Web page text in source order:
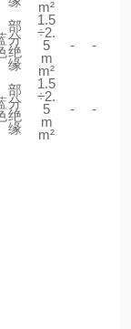
m²
部
分
绝
缘
1.5
÷2.
5
m
m²
- -
部
分
绝
缘
1.5
÷2.
5
m
m²
- -